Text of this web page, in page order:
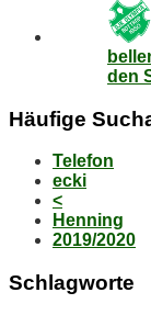
den
Häu­fi­ge
Telefon
ecki
<
Henning
2019/2020
Schlag­wor­te